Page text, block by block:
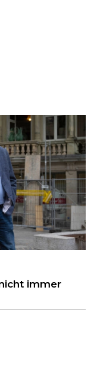
immer